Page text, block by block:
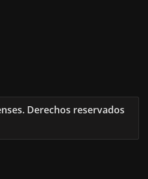
Derechos reservados